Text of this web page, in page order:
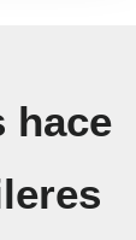
hace